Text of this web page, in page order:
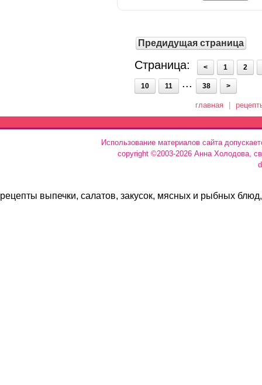
Предидущая страница
Страница: < 1 2
10 11 ... 38 >
главная
Использование материалов сайта
copyright ©2003-2026 Анна Холодова,
рецепты выпечки, салатов, закусок, мясных и рыбных